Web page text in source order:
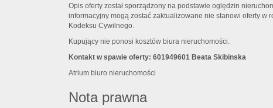
Opis oferty został sporządzony na podstawie oględzin
informacyjny mogą zostać zaktualizowane nie stanowi oferty w
Kodeksu Cywilnego.
Kupujący nie ponosi kosztów biura nieruchomości.
Kontakt w spawie oferty: 601949601 Beata Skibinska
Atrium biuro nieruchomości
Nota prawna